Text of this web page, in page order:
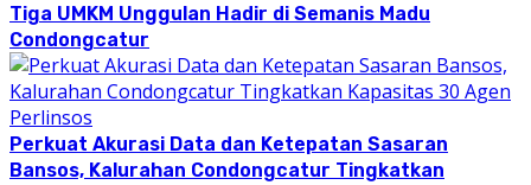
Tiga UMKM Unggulan Hadir di Semanis Madu
Condongcatur
Perkuat Akurasi Data dan Ketepatan Sasaran
Bansos, Kalurahan Condongcatur Tingkatkan